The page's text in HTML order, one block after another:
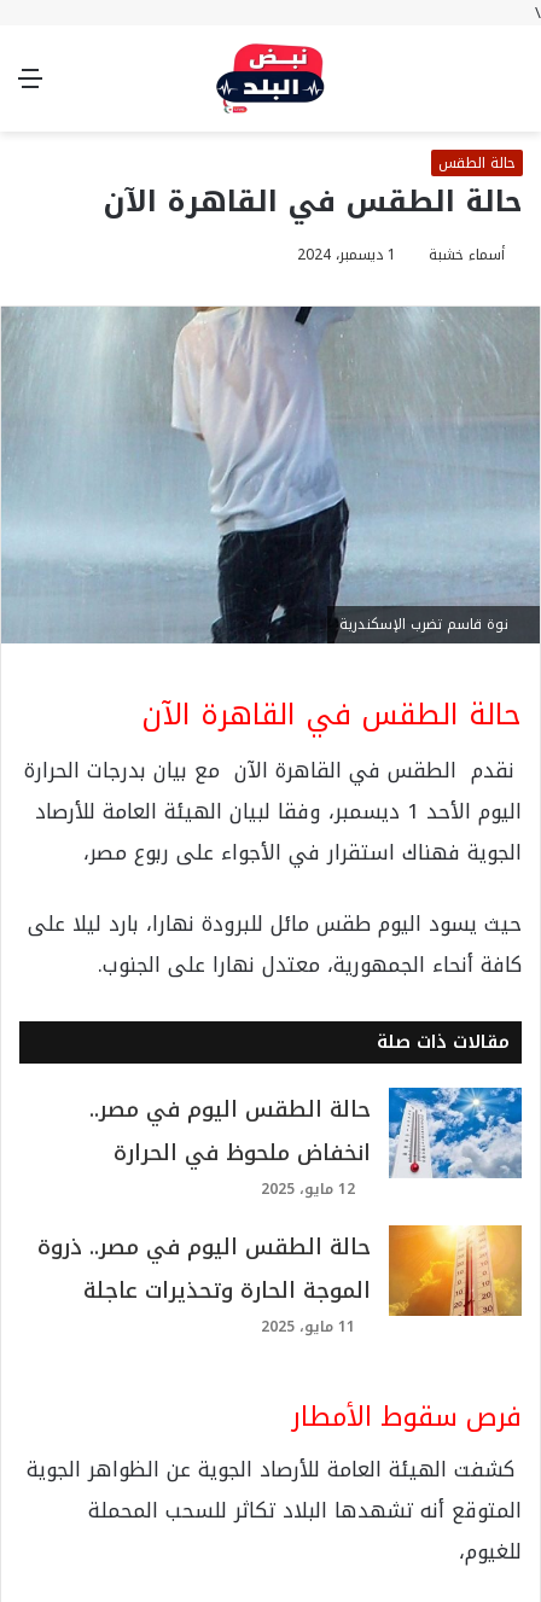
\
الوضع
حالة الطقس
حالة الطقس في القاهرة الآن
أسماء خشبة 1 ديسمبر، 2024
نوة قاسم تضرب الإسكندرية
حالة الطقس في القاهرة الآن
نقدم الطقس في القاهرة الآن مع بيان بدرجات الحرارة
اليوم الأحد 1 ديسمبر، وفقا لبيان الهيئة العامة للأرصاد
الجوية فهناك استقرار في الأجواء على ربوع مصر،
حيث يسود اليوم طقس مائل للبرودة نهارا، بارد ليلا على
كافة أنحاء الجمهورية، معتدل نهارا على الجنوب.
مقالات ذات صلة
حالة الطقس اليوم في مصر..
انخفاض ملحوظ في الحرارة
12 مايو، 2025
حالة الطقس اليوم في مصر.. ذروة
الموجة الحارة وتحذيرات عاجلة
11 مايو، 2025
فرص سقوط الأمطار
كشفت الهيئة العامة للأرصاد الجوية عن الظواهر الجوية
المتوقع أنه تشهدها البلاد تكاثر للسحب المحملة
للغيوم،